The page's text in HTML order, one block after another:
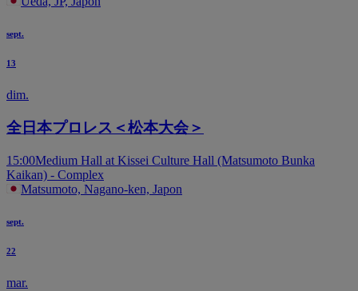
sept.
13
dim.
全日本プロレス＜松本大会＞
15:00Medium Hall at Kissei Culture Hall (Matsumoto Bunka
Kaikan) - Complex
Matsumoto, Nagano-ken, Japon
sept.
22
mar.